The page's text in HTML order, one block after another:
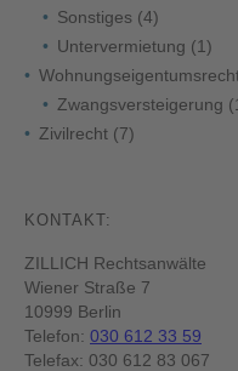
Sonstiges (4)
Untervermietung (1)
Zwangsversteigerung
Zivilrecht (7)
KONTAKT:
ZILLICH Rechtsanwälte
Wiener Straße 7
10999 Berlin
Telefon: 030 612 33 59
Telefax: 030 612 83 067